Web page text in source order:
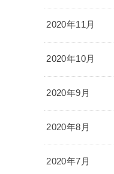
2020年11月
2020年10月
2020年9月
2020年8月
2020年7月